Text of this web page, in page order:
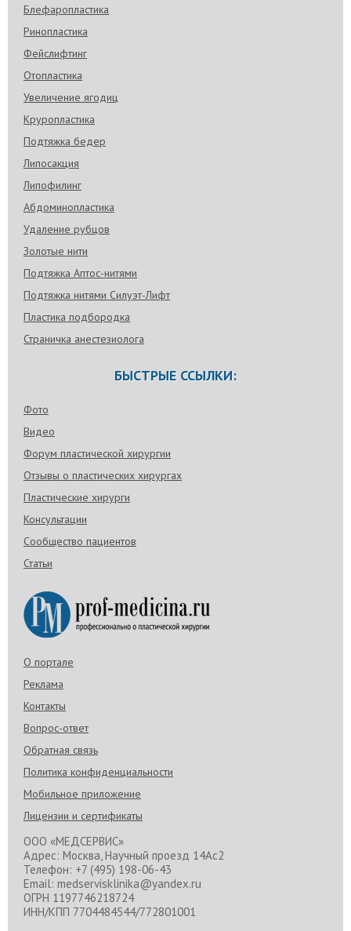
Блефаропластика
Ринопластика
Фейслифтинг
Отопластика
Увеличение ягодиц
Круропластика
Подтяжка бедер
Липосакция
Липофилинг
Абдоминопластика
Удаление рубцов
Золотые нити
Подтяжка Аптос-нитями
Подтяжка нитями Силуэт-Лифт
Пластика подбородка
Страничка анестезиолога
БЫСТРЫЕ ССЫЛКИ:
Фото
Видео
Форум пластической хирургии
Отзывы о пластических хирургах
Пластические хирурги
Консультации
Сообщество пациентов
Статьи
О портале
Реклама
Контакты
Вопрос-ответ
Обратная связь
Политика конфиденциальности
Мобильное приложение
Лицензии и сертификаты
ООО «МЕДСЕРВИС»
Адрес: Москва, Научный проезд 14Ас2
Телефон: +7 (495) 198-06-43
Email: medservisklinika@yandex.ru
ОГРН 1197746218724
ИНН/КПП 7704484544/772801001